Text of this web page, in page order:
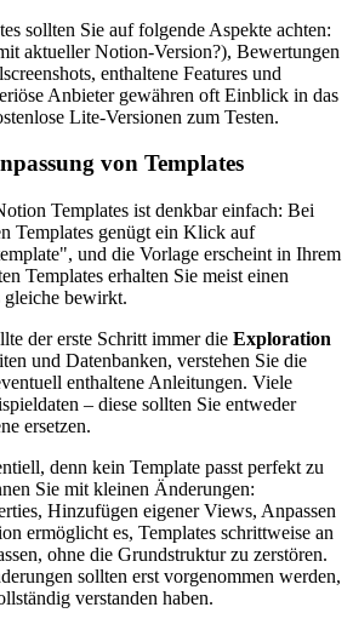
sollten Sie auf folgende Aspekte achten:
aktueller Notion-Version?), Bewertungen
enthaltene Features und
Anbieter gewähren oft Einblick in das
Lite-Versionen zum Testen.
von Templates
Templates ist denkbar einfach: Bei
Templates genügt ein Klick auf
und die Vorlage erscheint in Ihrem
Templates erhalten Sie meist einen
bewirkt.
der erste Schritt immer die Exploration
und Datenbanken, verstehen Sie die
enthaltene Anleitungen. Viele
– diese sollten Sie entweder
ersetzen.
denn kein Template passt perfekt zu
Sie mit kleinen Änderungen:
Hinzufügen eigener Views, Anpassen
ermöglicht es, Templates schrittweise an
ohne die Grundstruktur zu zerstören.
sollten erst vorgenommen werden,
verstanden haben.